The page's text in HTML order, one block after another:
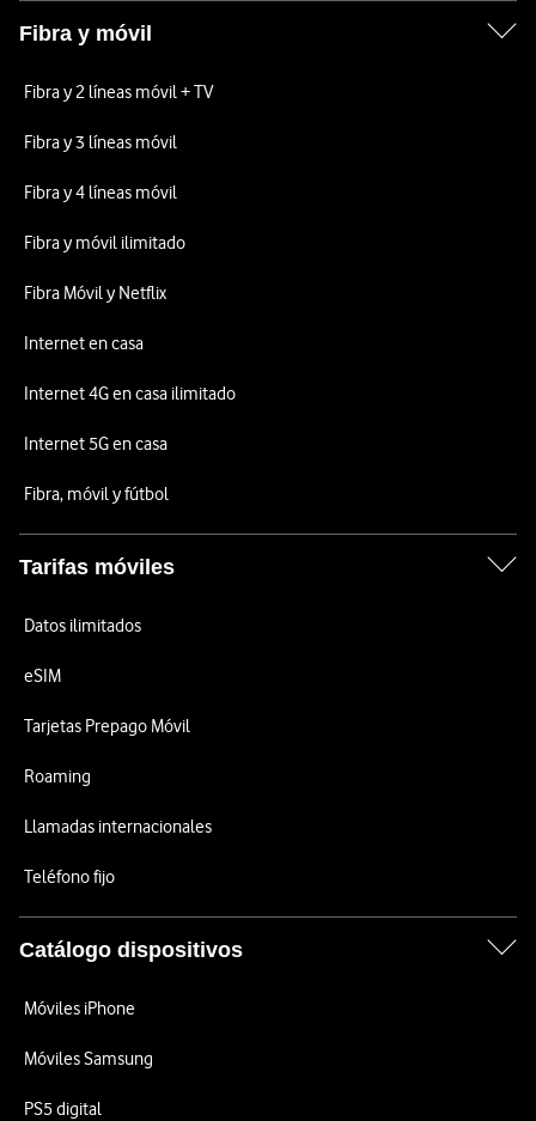
Fibra y móvil
Fibra y 2 líneas móvil + TV
Fibra y 3 líneas móvil
Fibra y 4 líneas móvil
Fibra y móvil ilimitado
Fibra Móvil y Netflix
Internet en casa
Internet 4G en casa ilimitado
Internet 5G en casa
Fibra, móvil y fútbol
Tarifas móviles
Datos ilimitados
eSIM
Tarjetas Prepago Móvil
Roaming
Llamadas internacionales
Teléfono fijo
Catálogo dispositivos
Móviles iPhone
Móviles Samsung
PS5 digital